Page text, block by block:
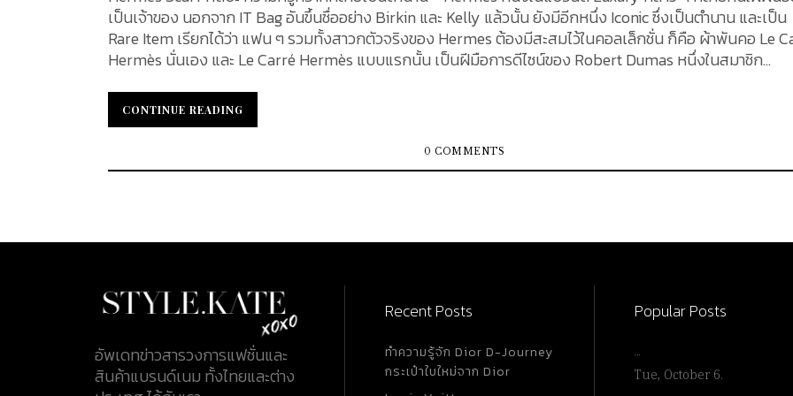
เป็นเจ้าของ นอกจาก IT Bag อันขึ้นชื่ออย่าง Birkin และ Kelly แล้วนั้น ยังมีอีกหนึ่ง Iconic ซึ่งเป็นตำนาน และเป็น
Rare Item เรียกได้ว่า แฟน ๆ รวมทั้งสาวกตัวจริงของ Hermes ต้องมีสะสมไว้ในคอลเล็กชั่น ก็คือ ผ้าพันคอ Le
Hermès นั่นเอง และ Le Carré Hermès แบบแรกนั้น เป็นฝีมือการดีไซน์ของ Robert Dumas หนึ่งในสมาชิก
CONTINUE READING
CONTINUE READING
0 COMMENTS
อัพเดทข่าวสารวงการแฟชั่นและ
สินค้าแบรนด์เนม ทั้งไทยและต่าง
Recent Posts
ทำความรู้จัก Dior D-Journey
กระเป๋าใบใหม่จาก Dior
Popular Posts
…
Tue, October 6.